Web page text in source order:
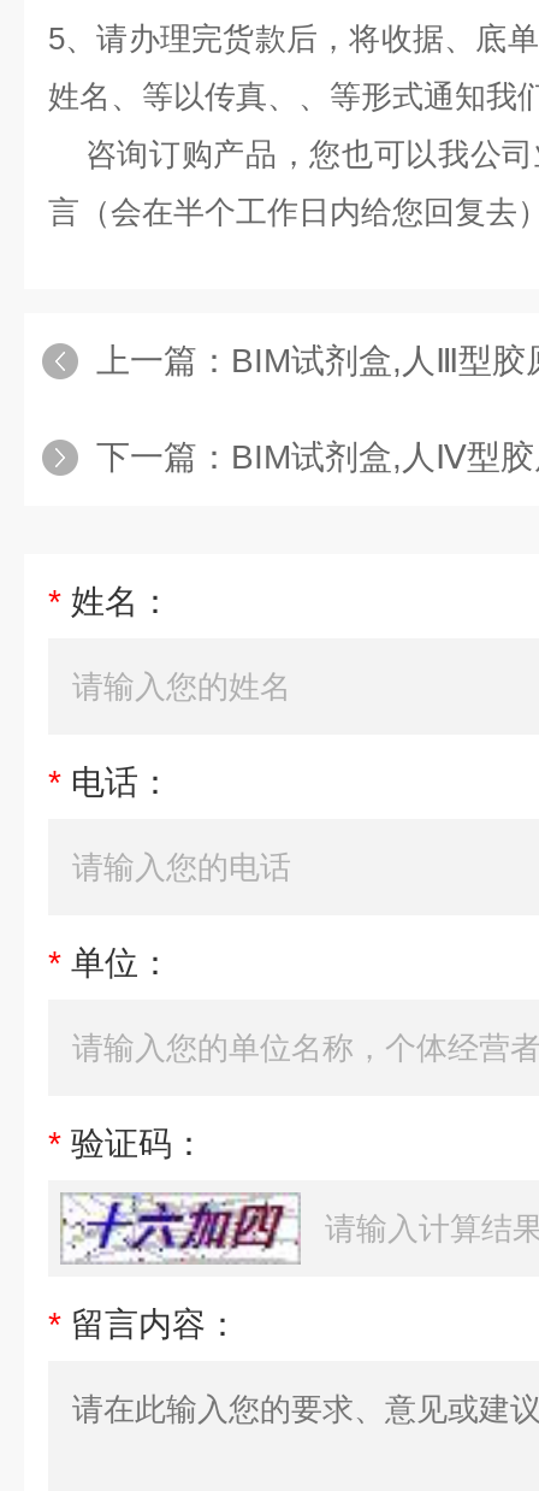
5、请办理完货款后，将收据、底
姓名、等以传真、、等形式通知我
咨询订购产品，您也可以我公
言（会在半个工作日内给您回复去
上一篇： BIM试剂盒,人Ⅲ型胶原蛋白
下一篇： BIM试剂盒,人Ⅳ型胶原蛋
* 姓名：
* 电话：
* 单位：
* 验证码：
* 留言内容：